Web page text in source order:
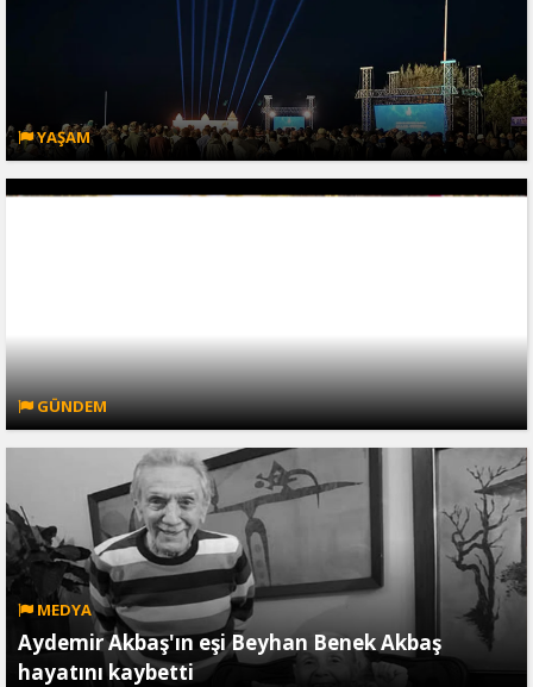
YAŞAM
GÜNDEM
MEDYA
Aydemir Akbaş'ın eşi Beyhan Benek Akbaş
hayatını kaybetti